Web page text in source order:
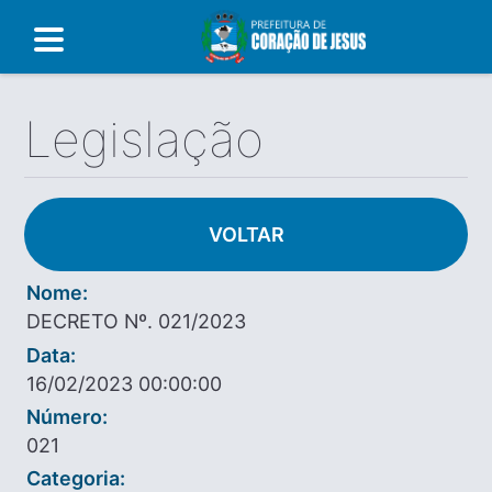
Legislação
VOLTAR
Nome:
DECRETO Nº. 021/2023
Data:
16/02/2023 00:00:00
Número:
021
Categoria: